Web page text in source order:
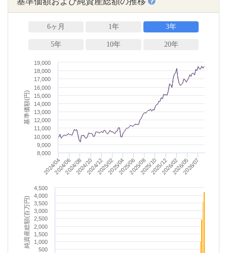
6ヶ月 1年 3年
5年 10年 20年
基準価額(円)
2024/04 2025/06
2024/062024/082024/102024/122025/022025/042025/082025/102025/122026/022026/052026/07
8,000
9,000
10,000
11,000
12,000
13,000
14,000
15,000
16,000
17,000
18,000
19,000
純資産総額(百万円) 2,000
4,000
500
1,000
1,500
2,500
3,000
3,500
4,500